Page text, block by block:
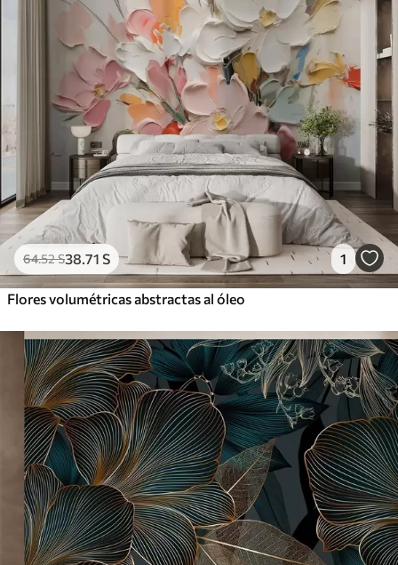
64.52S38 .71 S 1
Flores volumétricas abstractas al óleo